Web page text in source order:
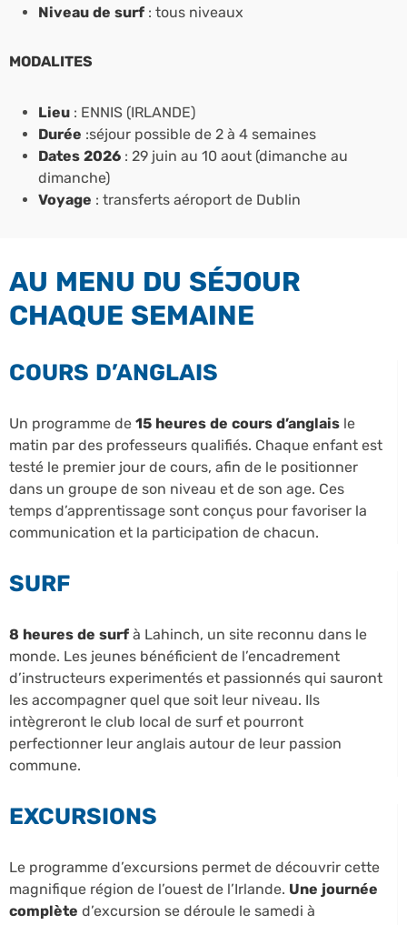
Niveau de surf : tous niveaux
MODALITES
Lieu : ENNIS (IRLANDE)
Durée :séjour possible de 2 à 4 semaines
Dates 2026 : 29 juin au 10 aout (dimanche au
dimanche)
Voyage : transferts aéroport de Dublin
AU MENU DU SÉJOUR
CHAQUE SEMAINE
COURS D’ANGLAIS
Un programme de 15 heures de cours d’anglais le
matin par des professeurs qualifiés. Chaque enfant est
testé le premier jour de cours, afin de le positionner
dans un groupe de son niveau et de son age. Ces
temps d’apprentissage sont conçus pour favoriser la
communication et la participation de chacun.
SURF
8 heures de surf à Lahinch, un site reconnu dans le
monde. Les jeunes bénéficient de l’encadrement
d’instructeurs experimentés et passionnés qui sauront
les accompagner quel que soit leur niveau. Ils
intègreront le club local de surf et pourront
perfectionner leur anglais autour de leur passion
commune.
EXCURSIONS
Le programme d’excursions permet de découvrir cette
magnifique région de l’ouest de l’Irlande. Une journée
complète d’excursion se déroule le samedi à